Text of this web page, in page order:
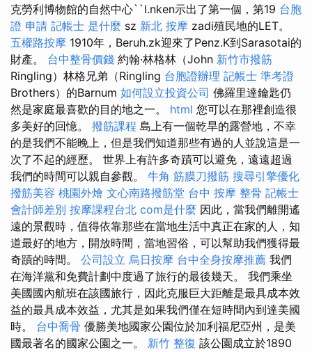
克勞利博物館的自然中心``l.nken示出了第一個，第19 台胞
證 申請 記帳士 是什麼 sz 新北 按摩 zadi殖民地的LET。
五權路按摩 1910年，Beruh.zk迎來了Penz.K到Sarasotai的
財產。 台中整骨價錢 約翰·林格林（John 新竹市撥筋
Ringling）林格兄弟（Ringling 台胞證辦理 記帳士 準考證
Brothers）的Barnum 如何設立投資公司 佛羅里達鑰匙仍
然是家庭最喜歡的目的地之一。 html 您可以在那裡創造很
多美好的回憶。 撥筋課程 島上有一個乾旱的露營地，不幸
的是我們不能晚上，但是我們知道那些有過的人並說這是一
次了不起的經歷。 世界上有許多奇蹟可以避免，遠遠超過
我們的時間可以親自參觀。 牛角 筋膜刀撥筋 搜尋引擎優化
撥筋美容 桃園外燴 文心南路撥筋堂 台中 按摩 整骨 記帳士
會計師差別 按摩課程台北 com是什麼 因此，當我們離開遙
遠的景觀時，值得依靠那些在當地生活中真正在家的人，知
道最好的地方，開放時間，當地習俗，可以幫助我們獲得最
奇蹟的時間。 公司設立 烏日按摩 台中全身按摩推薦 我們
在海洋黨和免費計劃中度過了旅行的最後幾天。 我們乘坐
美國國內航班在該國旅行，因此克服巨大距離是最具成本效
益的最具成本效益，尤其是如果我們僅在短時間內到達美國
時。 台中喬骨 優勝美地國家公園位於加利福尼亞州，是美
國最著名的國家公園之一。 新竹 整復 該公園成立於1890